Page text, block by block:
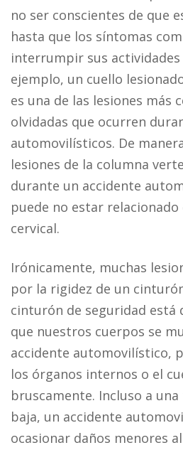
no ser conscientes de que
hasta que los síntomas
interrumpir sus actividades
ejemplo, un cuello
es una de las lesiones más
olvidadas que ocurren
automovilísticos. De
lesiones de la columna
durante un accidente
puede no estar
cervical.
Irónicamente, muchas
por la rigidez de un
cinturón de seguridad está
que nuestros cuerpos se
accidente automovilístico,
los órganos internos o el
bruscamente. Incluso a
baja, un accidente
ocasionar daños menores